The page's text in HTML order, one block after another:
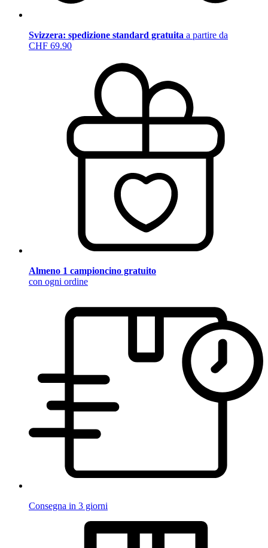
Svizzera: spedizione standard gratuita a partire da
CHF 69.90
Almeno 1 campioncino gratuito
con ogni ordine
Consegna in 3 giorni